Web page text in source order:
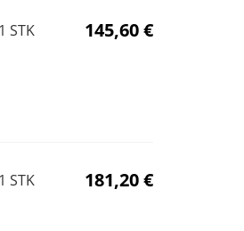
1 STK 145,60 €
1 STK 181,20 €